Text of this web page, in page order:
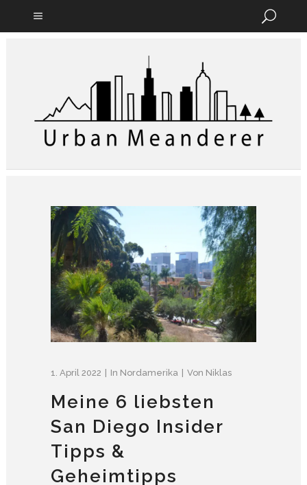
1. April 2022 In Nordamerika Von Niklas
Meine 6 liebsten
San Diego Insider
Tipps &
Geheimtipps